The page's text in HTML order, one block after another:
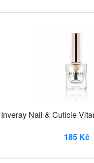
Inveray Nail & Cuticle
185 Kč